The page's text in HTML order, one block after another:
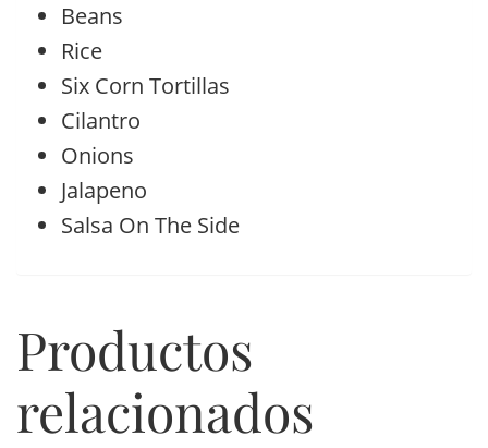
Beans
Rice
Six Corn Tortillas
Cilantro
Onions
Jalapeno
Salsa On The Side
Productos
relacionados